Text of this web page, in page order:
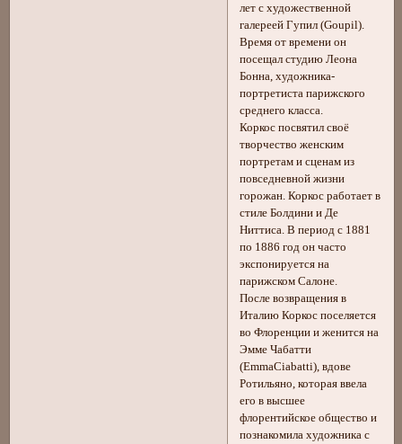
лет с художественной
галереей Гупил (Goupil).
Время от времени он
посещал студию Леона
Бонна, художника-
портретиста парижского
среднего класса.
Коркос посвятил своё
творчество женским
портретам и сценам из
повседневной жизни
горожан. Коркос работает в
стиле Болдини и Де
Ниттиса. В период с 1881
по 1886 год он часто
экспонируется на
парижском Салоне.
После возвращения в
Италию Коркос поселяется
во Флоренции и женится на
Эмме Чабатти
(EmmaCiabatti), вдове
Ротильяно, которая ввела
его в высшее
флорентийское общество и
познакомила художника с